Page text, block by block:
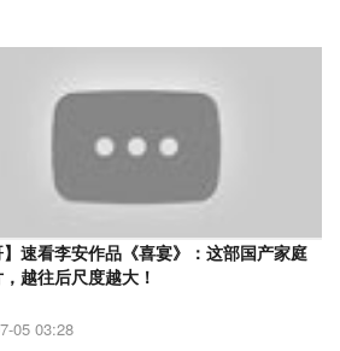
】速看李安作品《喜宴》：这部国产家庭
越往后尺度越大！
05 03:28